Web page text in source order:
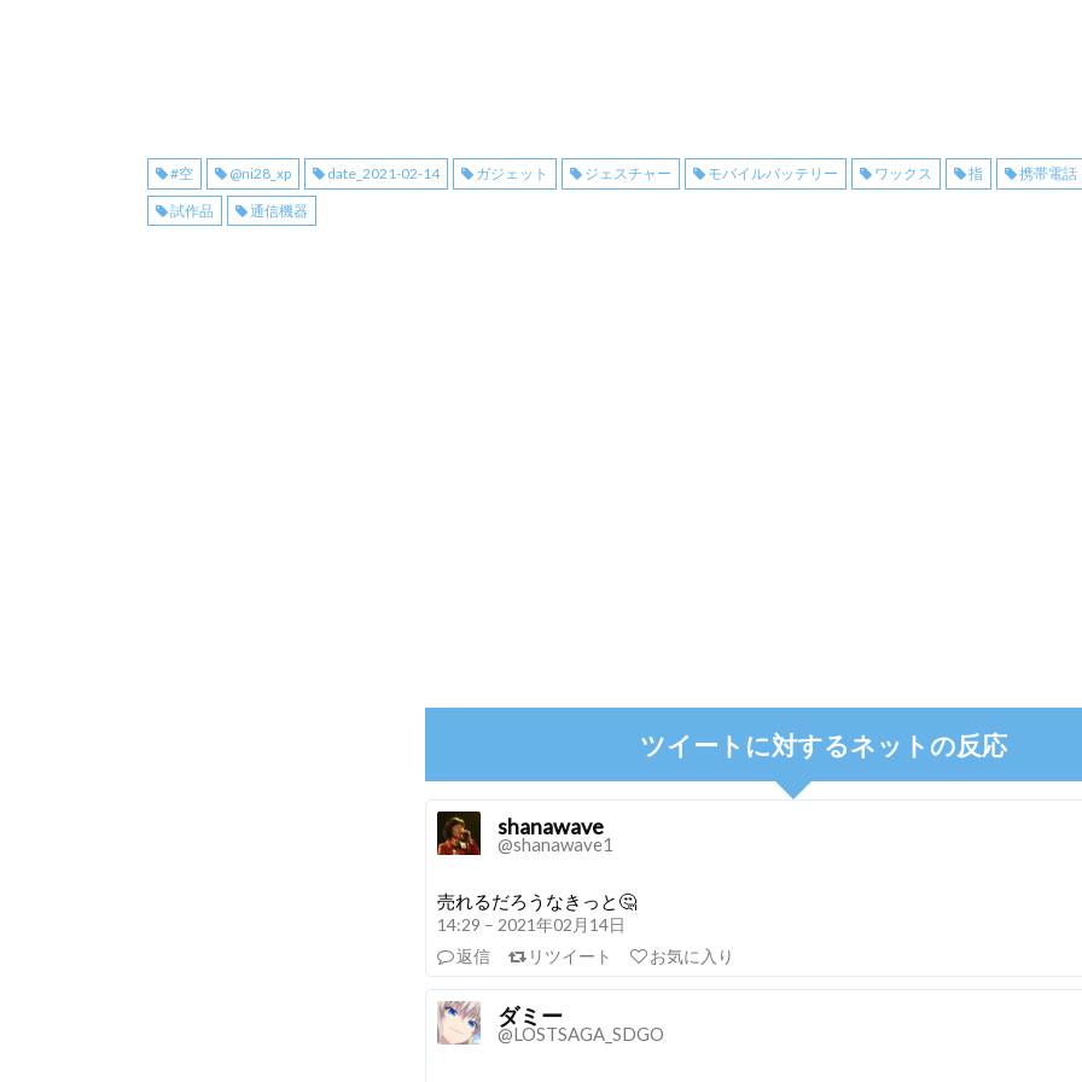
#空 @ni28_xp date_2021-02-14 ガジェット ジェスチャー モバイルバッテリー ワックス 指 携帯電話
試作品 通信機器
ツイートに対するネットの反応
shanawave
@shanawave1
売れるだろうなきっと🤔
14:29 – 2021年02月14日
返信
リツイート お気に入り
ダミー
@LOSTSAGA_SDGO